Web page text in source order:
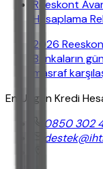
Reeskont
Hesaplama
2026
Bankaların
masraf
En Uygun Kredi
0850 302